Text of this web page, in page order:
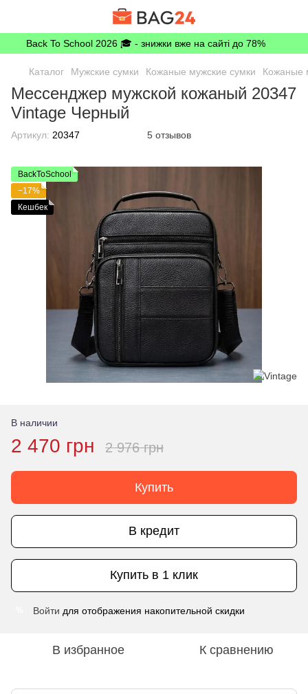
Back To School 2026 🎓 - знижки вже на сайті до 78%
Каталог Мужские сумки Кожаные мужские сумки Кожаные
Мессенджер мужской кожаный 20347
Vintage Черный
Артикул: 20347 5 отзывов
BackToSchool
−17%
Кешбек
В наличии
2 470 грн 2 976 грн
Купить
В кредит
Купить в 1 клик
Войти для отображения накопительной скидки
В избранное К сравнению